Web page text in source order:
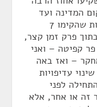
המדינה ועד
ערב פרוץ מלחמת יום הכיפורים, ניתן לראות שהקימו 7
פרק זמן קצר,
קפיטה – ואני
– ואז באה
עדיפויות
לפני
זה או אחר, אלא